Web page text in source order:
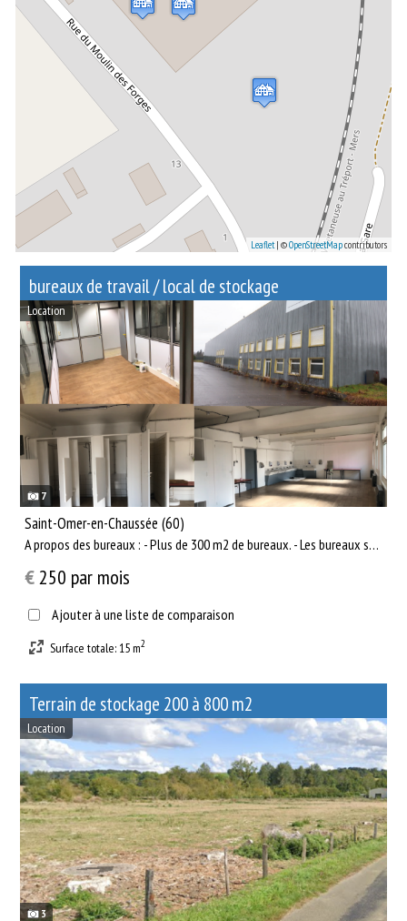
Leaflet| ©OpenStreetMapcontributors
bureaux de travail / local de stockage
7
Location
Saint-Omer-en-Chaussée (60)
A propos des bureaux : - Plus de 300 m2 de bureaux. - Les bureaux se situent à l’étage. Il y a une quinzain...
€ 250 par mois
Ajouter à une liste de comparaison
Surface totale: 15 m2
Terrain de stockage 200 à 800 m2
3
Location